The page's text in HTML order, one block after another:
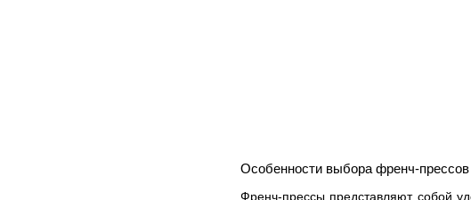
Особенности выбора френч-прессов
Френч-прессы представляют собой